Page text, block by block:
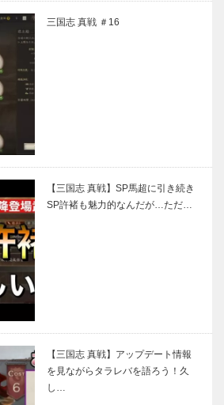
三国志 真戦 ＃16
【三国志 真戦】SP馬超に引き続き
SP許褚も魅力的なんだが…ただ…
【三国志 真戦】アップデート情報
を見ながらタラレバを語ろう！久
し…